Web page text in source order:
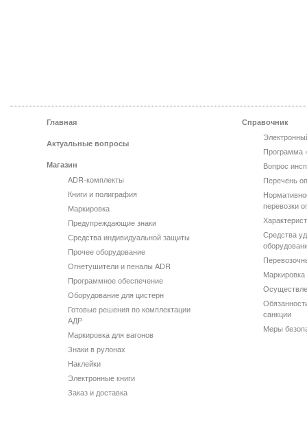
Главная
Актуальные вопросы
Магазин
ADR-комплекты
Книги и полиграфия
Маркировка
Предупреждающие знаки
Средства индивидуальной защиты
Прочее оборудование
Огнетушители и пеналы ADR
Программное обеспечение
Оборудование для цистерн
Готовые решения по комплектации
АДР
Маркировка для вагонов
Знаки в рулонах
Наклейки
Электронные книги
Заказ и доставка
Справочник
Программа
Вопрос
Перечень
перевозки
Средства
санкции
Меры